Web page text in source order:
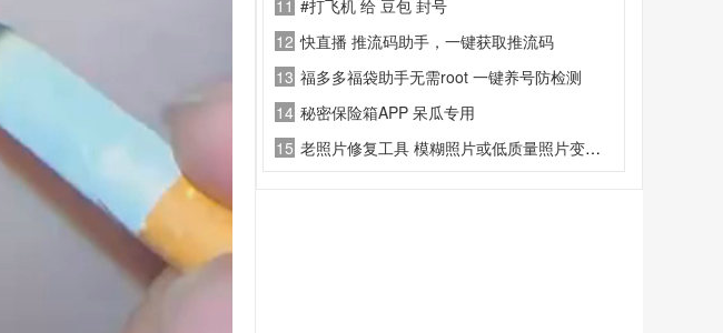
11 #打飞机 给 豆包 封号
12 快直播 推流码助手，一键获取推流码
13 福多多福袋助手无需root 一键养号防检测
14 秘密保险箱APP 呆瓜专用
15 老照片修复工具 模糊照片或低质量照片变得高清和清晰。